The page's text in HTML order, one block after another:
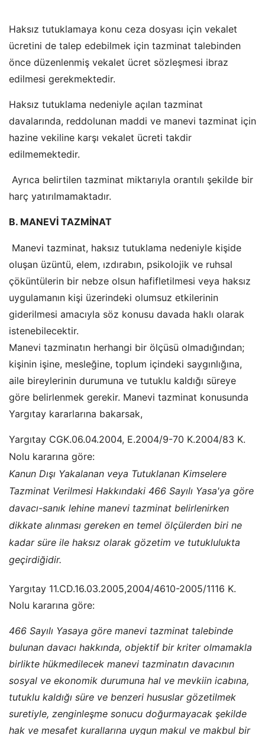
Haksız tutuklamaya konu ceza dosyası için vekalet
ücretini de talep edebilmek için tazminat talebinden
önce düzenlenmiş vekalet ücret sözleşmesi ibraz
edilmesi gerekmektedir.
Haksız tutuklama nedeniyle açılan tazminat
davalarında, reddolunan maddi ve manevi tazminat için
hazine vekiline karşı vekalet ücreti takdir
edilmemektedir.
Ayrıca belirtilen tazminat miktarıyla orantılı şekilde bir
harç yatırılmamaktadır.
B. MANEVİ TAZMİNAT
Manevi tazminat, haksız tutuklama nedeniyle kişide
oluşan üzüntü, elem, ızdırabın, psikolojik ve ruhsal
çöküntülerin bir nebze olsun hafifletilmesi veya haksız
uygulamanın kişi üzerindeki olumsuz etkilerinin
giderilmesi amacıyla söz konusu davada haklı olarak
istenebilecektir.
Manevi tazminatın herhangi bir ölçüsü olmadığından;
kişinin işine, mesleğine, toplum içindeki saygınlığına,
aile bireylerinin durumuna ve tutuklu kaldığı süreye
göre belirlenmek gerekir. Manevi tazminat konusunda
Yargıtay kararlarına bakarsak,
Yargıtay CGK.06.04.2004, E.2004/9-70 K.2004/83 K.
Nolu kararına göre:
Kanun Dışı Yakalanan veya Tutuklanan Kimselere
Tazminat Verilmesi Hakkındaki 466 Sayılı Yasa'ya göre
davacı-sanık lehine manevi tazminat belirlenirken
dikkate alınması gereken en temel ölçülerden biri ne
kadar süre ile haksız olarak gözetim ve tutuklulukta
geçirdiğidir.
Yargıtay 11.CD.16.03.2005,2004/4610-2005/1116 K.
Nolu kararına göre:
466 Sayılı Yasaya göre manevi tazminat talebinde
bulunan davacı hakkında, objektif bir kriter olmamakla
birlikte hükmedilecek manevi tazminatın davacının
sosyal ve ekonomik durumuna hal ve mevkiin icabına,
tutuklu kaldığı süre ve benzeri hususlar gözetilmek
suretiyle, zenginleşme sonucu doğurmayacak şekilde
hak ve mesafet kurallarına uygun makul ve makbul bir